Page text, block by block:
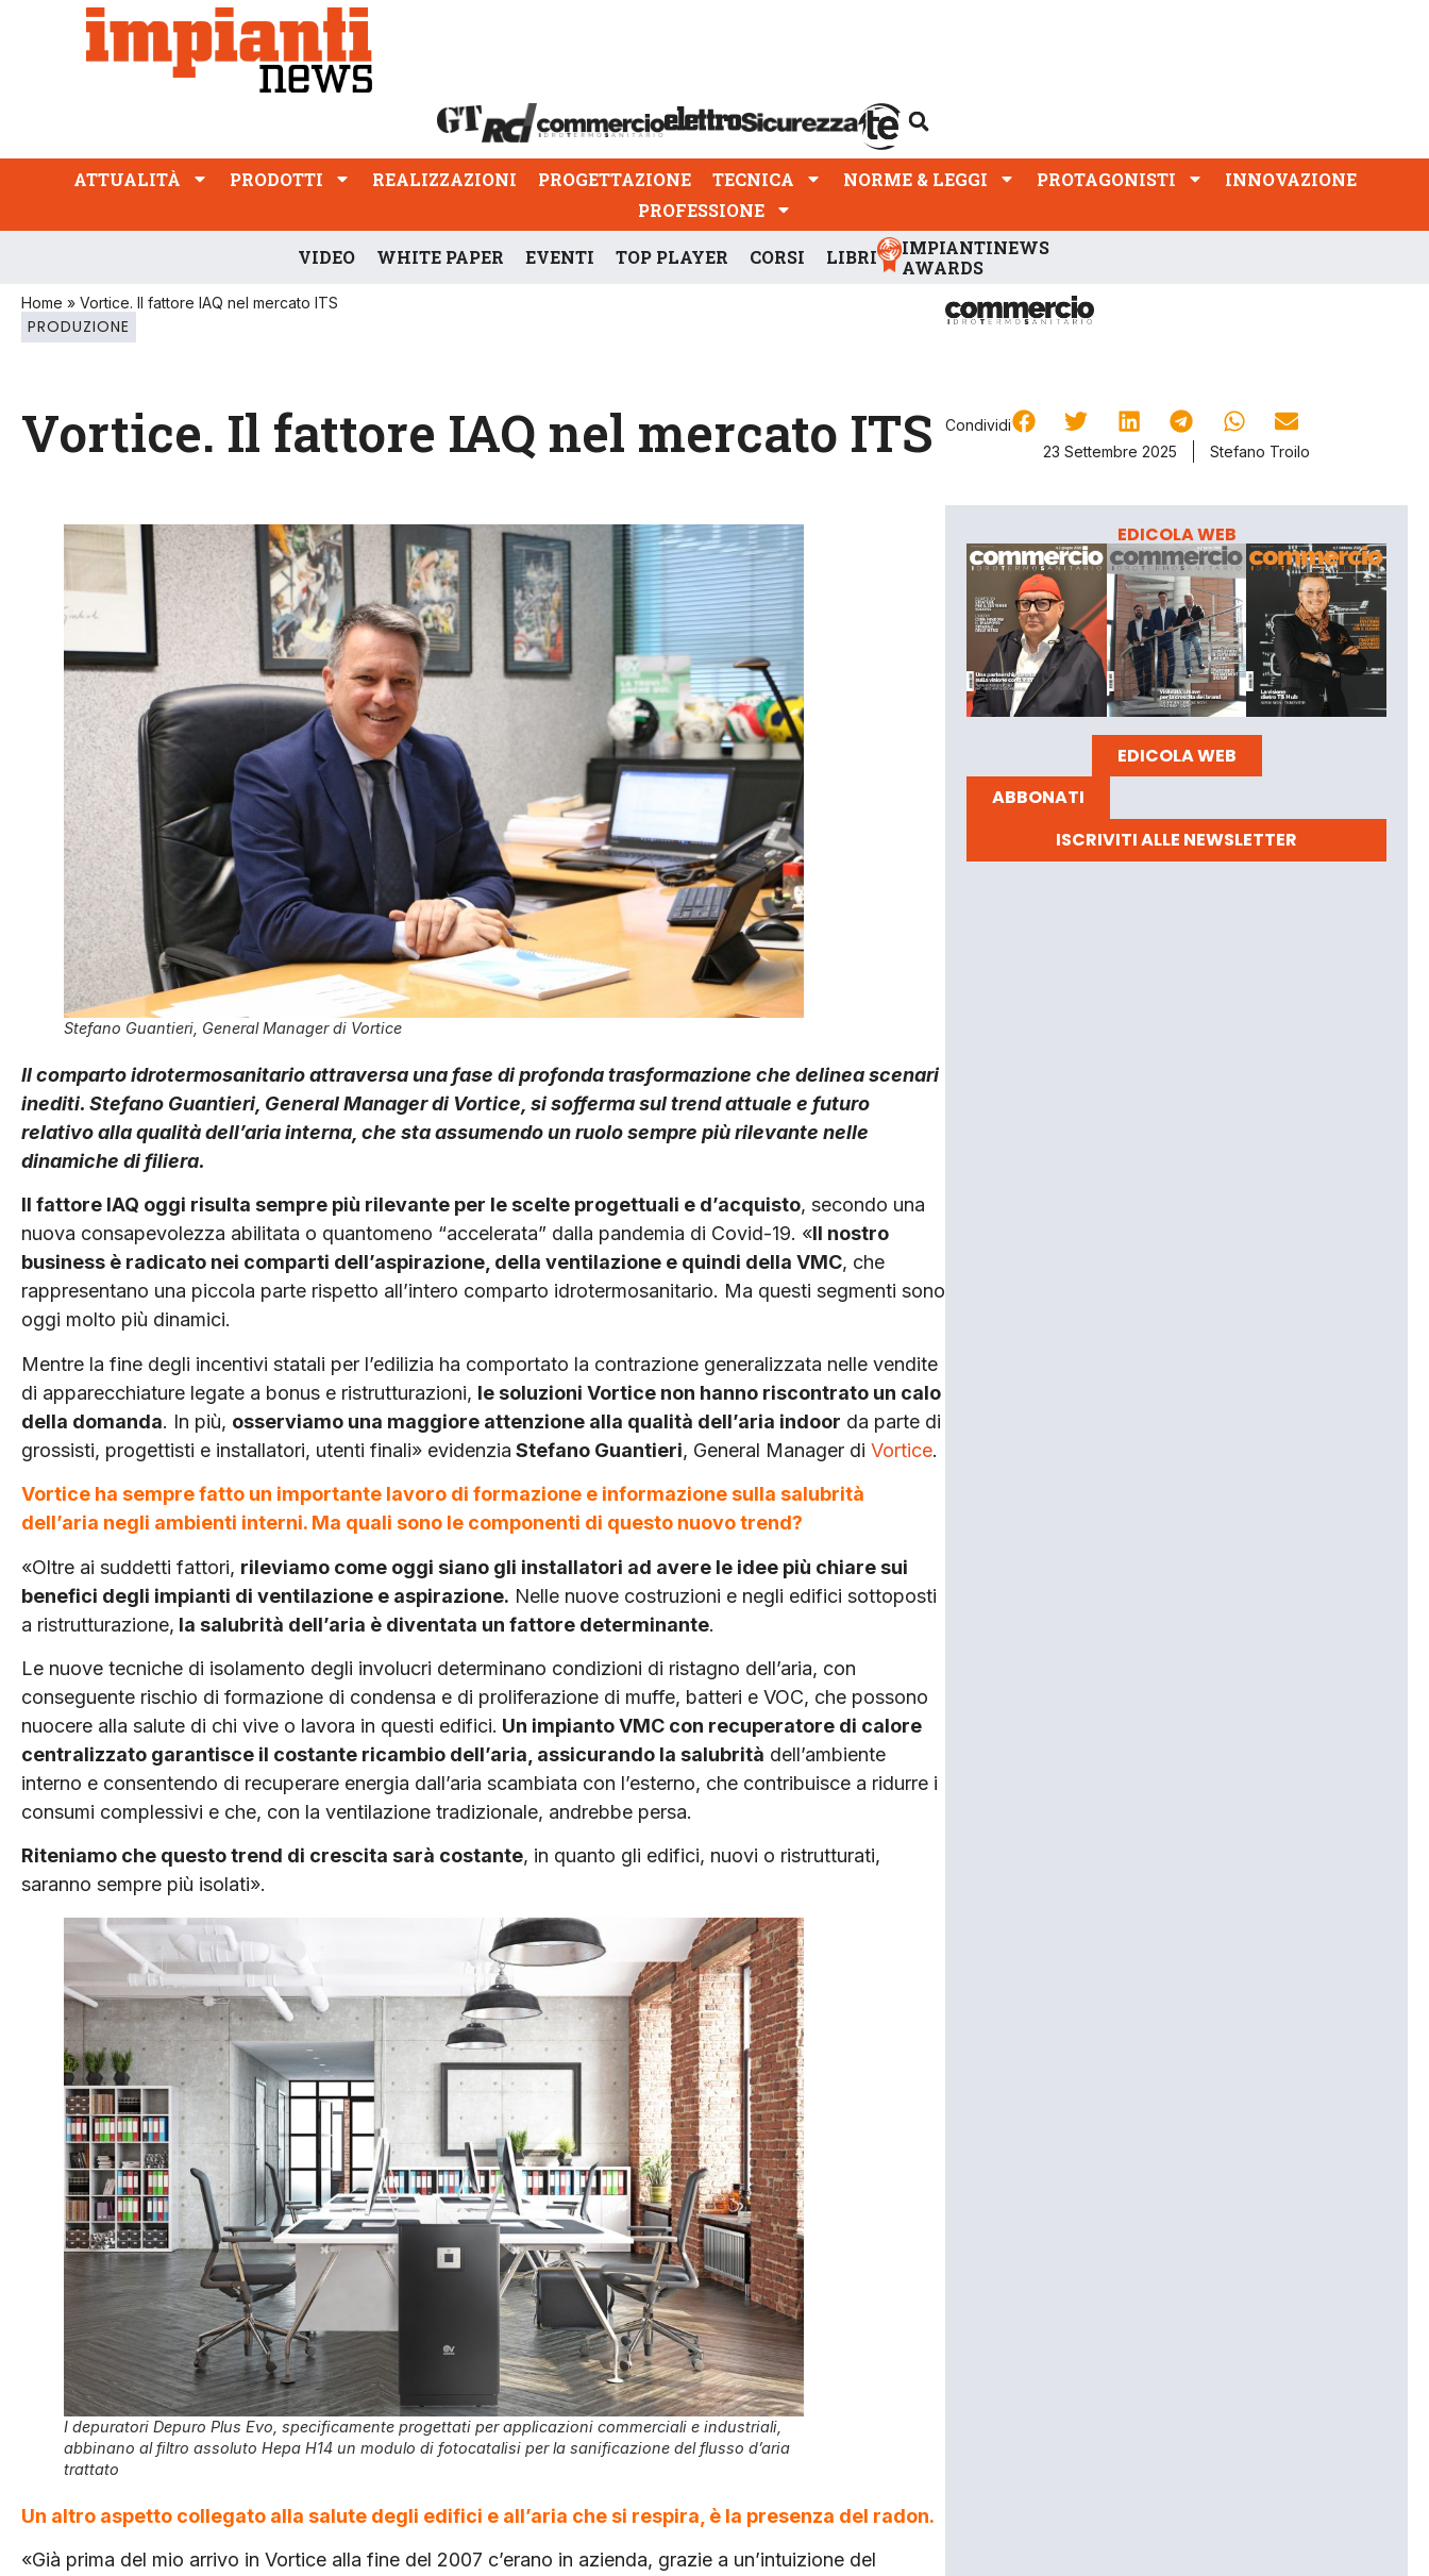
ATTUALITÀ PRODOTTI REALIZZAZIONI
PROFESSIONE
ATTUALITÀ PRODOTTI REALIZZAZIONI PROGETTAZIONE TECNICA NORME & LEGGI PROTAGONISTI
INNOVAZIONE
PROFESSIONE
VIDEO WHITE PAPER EVENTI TOP PLAYER CORSI LIBRI
IMPIANTINEWS
AWARDS
Home » Vortice. Il fattore IAQ nel mercato ITS
PRODUZIONE
Vortice. Il fattore IAQ nel mercato ITS
Condividi
23 Settembre 2025
Stefano Troilo
Stefano Guantieri, General Manager di Vortice
Il comparto idrotermosanitario attraversa una fase di profonda trasformazione che delinea scenari
inediti. Stefano Guantieri, General Manager di Vortice, si sofferma sul trend attuale e futuro
relativo alla qualità dell’aria interna, che sta assumendo un ruolo sempre più rilevante nelle
dinamiche di filiera.
Il fattore IAQ oggi risulta sempre più rilevante per le scelte progettuali e d’acquisto, secondo una
nuova consapevolezza abilitata o quantomeno “accelerata” dalla pandemia di Covid-19. «Il nostro
business è radicato nei comparti dell’aspirazione, della ventilazione e quindi della VMC, che
rappresentano una piccola parte rispetto all’intero comparto idrotermosanitario. Ma questi segmenti sono
oggi molto più dinamici.
Mentre la fine degli incentivi statali per l’edilizia ha comportato la contrazione generalizzata nelle vendite
di apparecchiature legate a bonus e ristrutturazioni, le soluzioni Vortice non hanno riscontrato un calo
della domanda. In più, osserviamo una maggiore attenzione alla qualità dell’aria indoor da parte di
grossisti, progettisti e installatori, utenti finali» evidenzia Stefano Guantieri, General Manager di Vortice.
Vortice ha sempre fatto un importante lavoro di formazione e informazione sulla salubrità
dell’aria negli ambienti interni. Ma quali sono le componenti di questo nuovo trend?
«Oltre ai suddetti fattori, rileviamo come oggi siano gli installatori ad avere le idee più chiare sui
benefici degli impianti di ventilazione e aspirazione. Nelle nuove costruzioni e negli edifici sottoposti
a ristrutturazione, la salubrità dell’aria è diventata un fattore determinante.
Le nuove tecniche di isolamento degli involucri determinano condizioni di ristagno dell’aria, con
conseguente rischio di formazione di condensa e di proliferazione di muffe, batteri e VOC, che possono
nuocere alla salute di chi vive o lavora in questi edifici. Un impianto VMC con recuperatore di calore
centralizzato garantisce il costante ricambio dell’aria, assicurando la salubrità dell’ambiente
interno e consentendo di recuperare energia dall’aria scambiata con l’esterno, che contribuisce a ridurre i
consumi complessivi e che, con la ventilazione tradizionale, andrebbe persa.
Riteniamo che questo trend di crescita sarà costante, in quanto gli edifici, nuovi o ristrutturati,
saranno sempre più isolati».
I depuratori Depuro Plus Evo, specificamente progettati per applicazioni commerciali e industriali,
abbinano al filtro assoluto Hepa H14 un modulo di fotocatalisi per la sanificazione del flusso d’aria
trattato
Un altro aspetto collegato alla salute degli edifici e all’aria che si respira, è la presenza del radon.
«Già prima del mio arrivo in Vortice alla fine del 2007 c’erano in azienda, grazie a un’intuizione del
EDICOLA WEB
EDICOLA WEB
ABBONATI
ISCRIVITI ALLE NEWSLETTER